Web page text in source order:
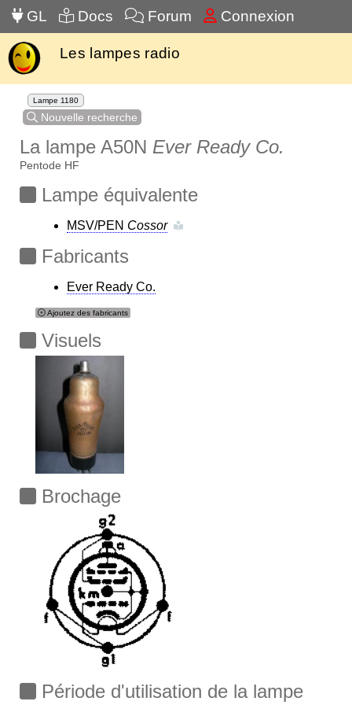
GL Docs Forum Connexion
Les lampes radio
Lampe 1180
Nouvelle recherche
La lampe A50N Ever Ready Co.
Pentode HF
Lampe équivalente
MSV/PEN Cossor
Fabricants
Ever Ready Co.
Ajoutez des fabricants
Visuels
Brochage
Période d'utilisation de la lampe